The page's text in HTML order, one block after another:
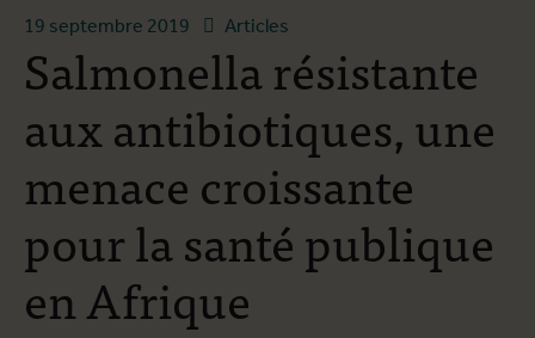
19 septembre 2019 Articles
Salmonella résistante
aux antibiotiques, une
menace croissante
pour la santé publique
en Afrique